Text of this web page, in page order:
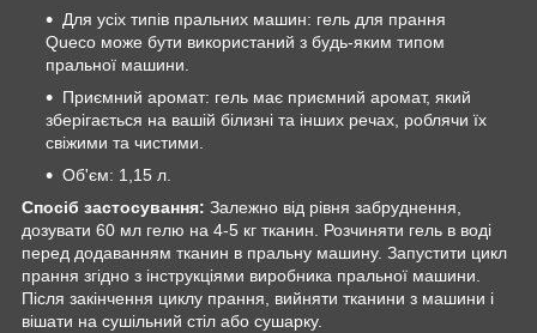
Для усіх типів пральних машин: гель для прання
Queco може бути використаний з будь-яким типом
пральної машини.
Приємний аромат: гель має приємний аромат, який
зберігається на вашій білизні та інших речах, роблячи їх
свіжими та чистими.
Об'єм: 1,15 л.
Спосіб застосування: Залежно від рівня забруднення,
дозувати 60 мл гелю на 4-5 кг тканин. Розчиняти гель в воді
перед додаванням тканин в пральну машину. Запустити цикл
прання згідно з інструкціями виробника пральної машини.
Після закінчення циклу прання, вийняти тканини з машини і
вішати на сушільний стіл або сушарку.